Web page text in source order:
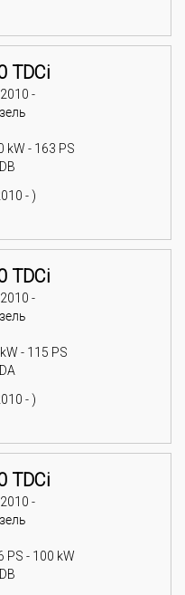
TDCi
-
kW - 163 PS
- )
TDCi
-
- 115 PS
- )
TDCi
-
PS - 100 kW